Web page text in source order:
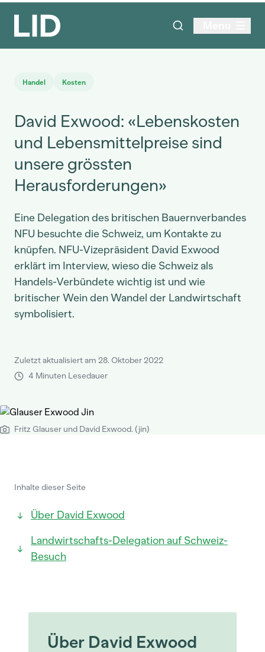
Handel Kosten
David Exwood: «Lebenskosten
und Lebensmittelpreise sind
unsere grössten
Herausforderungen»
Eine Delegation des britischen Bauernverbandes
NFU besuchte die Schweiz, um Kontakte zu
knüpfen. NFU-Vizepräsident David Exwood
erklärt im Interview, wieso die Schweiz als
Handels-Verbündete wichtig ist und wie
britischer Wein den Wandel der Landwirtschaft
symbolisiert.
Zuletzt aktualisiert am 28. Oktober 2022
4 Minuten Lesedauer
Fritz Glauser und David Exwood. (jin)
Inhalte dieser Seite
Über David Exwood
Landwirtschafts-Delegation auf Schweiz-
Besuch
Über David Exwood